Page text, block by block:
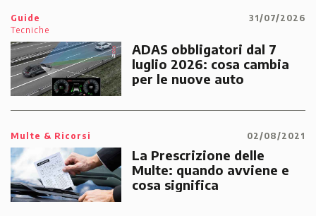
Guide
Tecniche
31/07/2026
ADAS obbligatori dal 7
luglio 2026: cosa cambia
per le nuove auto
Multe & Ricorsi 02/08/2021
La Prescrizione delle
Multe: quando avviene e
cosa significa